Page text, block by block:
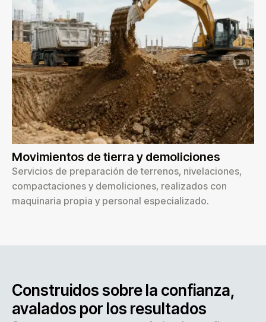
Movimientos de tierra y demoliciones
Servicios de preparación de terrenos, nivelaciones,
compactaciones y demoliciones, realizados con
maquinaria propia y personal especializado.
Construidos sobre la confianza,
avalados por los resultados